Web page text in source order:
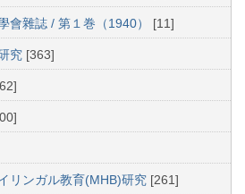
會雜誌 / 第１巻（1940） [11]
究 [363]
リンガル教育(MHB)研究 [261]